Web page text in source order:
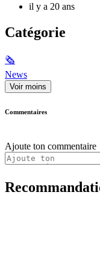
il y a 20 ans
Catégorie
🗞
News
Voir moins
Commentaires
Ajoute ton commentaire